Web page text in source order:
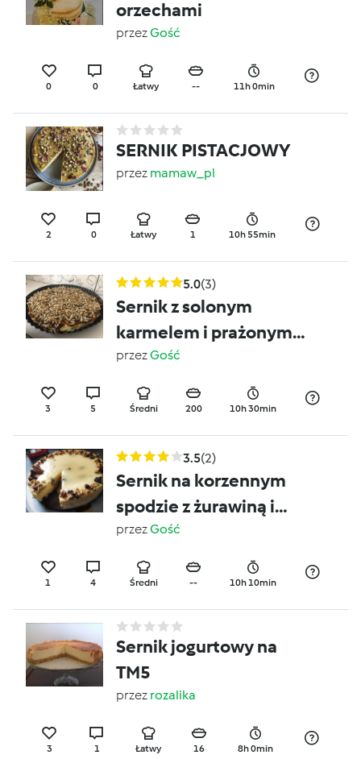
orzechami
przezGość
0 0 Łatwy -- 11h 0min
SERNIK PISTACJOWY
przez mamaw_pl
2 0 Łatwy 1 10h 55min
5.0(3)
Sernik z solonym
karmelem i prażonym
słonecznikiem
przezGość
3 5 Średni 200 10h 30min
3.5(2)
Sernik na korzennym
spodzie z żurawiną i
polewą z białej
czekolady
przezGość
1 4 Średni -- 10h 10min
Sernik jogurtowy na
TM5
przez rozalika
3 1 Łatwy 16 8h 0min